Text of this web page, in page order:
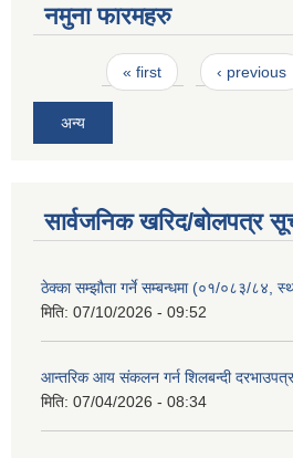
नमुना फारमहरु
Pages« first ‹ previous
अन्य
सार्वजनिक खरिद/बोलपत्र
ठेक्का सम्झौता गर्ने सम्बन्धमा (०१/०८३/८४,
मिति: 07/10/2026 - 09:52
आन्तरिक आय संकलन गर्न शिलबन्दी
मिति: 07/04/2026 - 08:34